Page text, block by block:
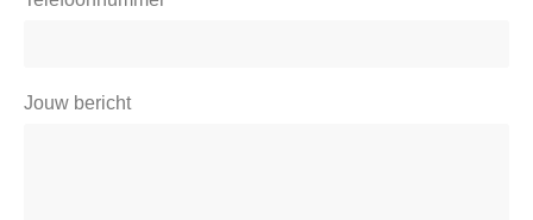
Jouw bericht